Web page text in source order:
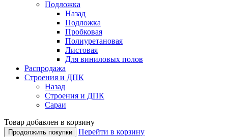
Подложка
Назад
Подложка
Пробковая
Полиуретановая
Листовая
Для виниловых полов
Распродажа
Строения и ДПК
Назад
Строения и ДПК
Сараи
Товар добавлен в корзину
Продолжить покупки
Перейти в корзину